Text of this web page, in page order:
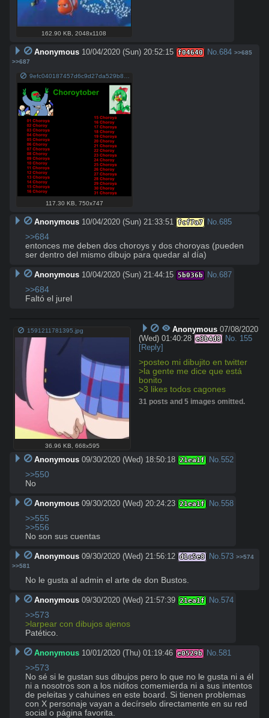
162.90 KB ,2048x1108
Anonymous 10/04/2020 (Sun) 20:52:15 f04640 No.684 >>685
>>687
117.30 KB ,750x747
Anonymous 10/04/2020 (Sun) 21:33:51 fcf7a7 No.685
>>684
entonces me deben dos choroys y dos choroyas (pueden
ser dentro del mismo dibujo para quedar al día)
Anonymous 10/04/2020 (Sun) 21:44:15 5b036b No.687
>>684
Faltó el jurel
1591211781395.jpg
36.96 KB 668x595
Anonymous 07/08/2020
(Wed) 01:40:28 e3b4d8 No. 155
[Reply]
>posteo mi dibujito en twitter
>la gente me dice que está
bonito
>3 likes todos cagones
31 posts and 5 images omitted.
Anonymous 09/30/2020 (Wed) 18:50:18 21ea1f No. 552
>>550
No
Anonymous 09/30/2020 (Wed) 20:24:23 21ea1f No. 558
>>555
>>556
No son sus cuentas
Anonymous 09/30/2020 (Wed) 21:56:12 d1c5e8 No. 573 >>574
>>581
No le gusta al admin el arte de don Bustos.
Anonymous 09/30/2020 (Wed) 21:57:39 21ea1f No. 574
>>573
>larpear con dibujos ajenos
Patético.
Anonymous 10/01/2020 (Thu) 01:19:46 e0529b No. 581
>>573
No sé si le gustan sus dibujos pero lo que no le gusta ni a él
ni a nosotros son a los niditos comemierda ni a sus intentos
de peleitas y cahuines en este board. Si tienen problemas
con X personaje vayan a decírselo directamente en su red
social o página favorita.